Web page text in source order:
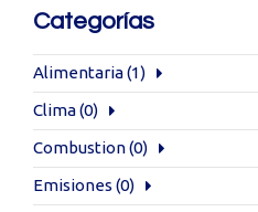
Categorías
Alimentaria(1)
Clima(0)
Combustion(0)
Emisiones (0)